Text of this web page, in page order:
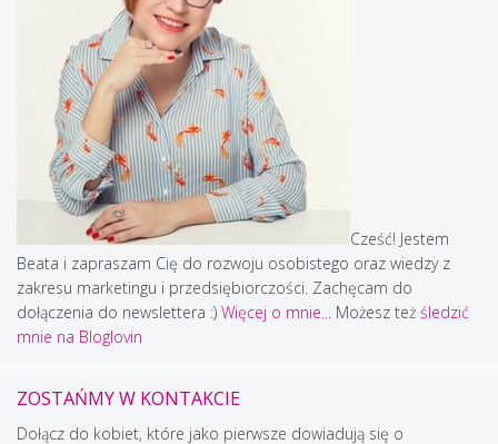
Cześć! Jestem
Beata i zapraszam Cię do rozwoju osobistego oraz wiedzy z
zakresu marketingu i przedsiębiorczości. Zachęcam do
dołączenia do newslettera :) Więcej o mnie... Możesz też śledzić
mnie na Bloglovin
ZOSTAŃMY W KONTAKCIE
Dołącz do kobiet, które jako pierwsze dowiadują się o